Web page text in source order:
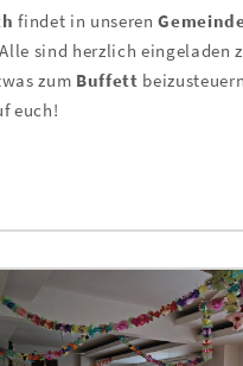
findet in unseren
sind herzlich eingeladen
zum Buffett
euch!